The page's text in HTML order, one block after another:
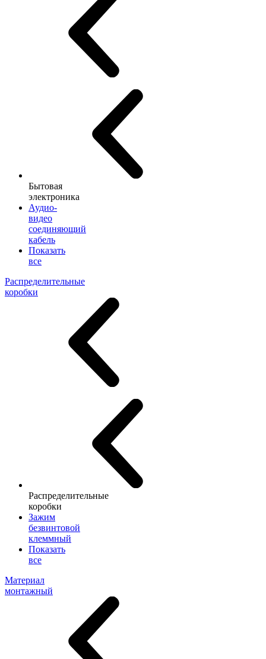
Бытовая
электроника
Аудио-
видео
соединяющий
кабель
Показать
все
Распределительные
коробки
Распределительные
коробки
Зажим
безвинтовой
клеммный
Показать
все
Материал
монтажный